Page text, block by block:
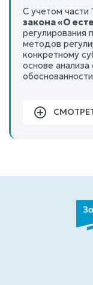
С учетом части
закона «О
регулирования
методов
конкретному
основе